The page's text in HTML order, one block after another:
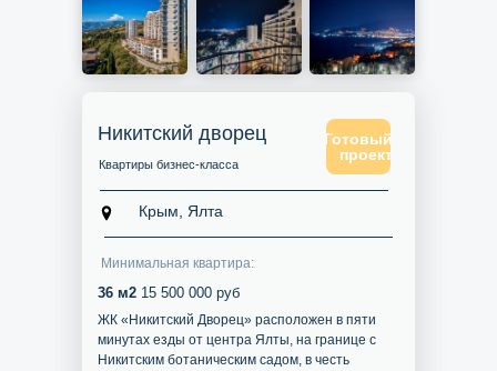
Никитский дворец
Квартиры бизнес-класса
ЖК «Никитский Дворец» расположен в пяти
минутах езды от центра Ялты, на границе с
Никитским ботаническим садом, в честь
Крым, Ялта
Минимальная квартира:
36 м2 15 500 000 руб
Готовый
проект